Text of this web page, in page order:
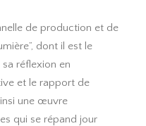
de production et de
dont il est le
réflexion en
et le rapport de
une œuvre
qui se répand jour